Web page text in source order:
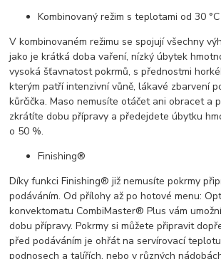
Kombinovaný režim s teplotami od 30
V kombinovaném režimu se spojují všechny
jako je krátká doba vaření, nízký úbytek
vysoká šťavnatost pokrmů, s přednostmi
kterým patří intenzivní vůně, lákavé zbarvení
kůrčička. Maso nemusíte otáčet ani obracet a
zkrátíte dobu přípravy a předejdete úbytku
o 50 %.
Finishing®
Díky funkci Finishing® již nemusíte pokrmy
podáváním. Od přílohy až po hotové menu:
konvektomatu CombiMaster® Plus vám
dobu přípravy. Pokrmy si můžete připravit
před podáváním je ohřát na servírovací
podnosech a talířích, nebo v různých